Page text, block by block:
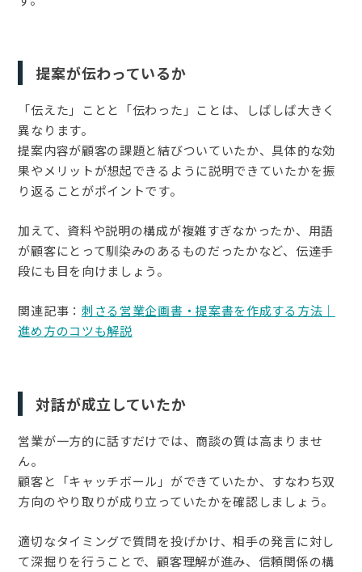
提案が伝わっているか
「伝えた」ことと「伝わった」ことは、しばしば大きく
異なります。
提案内容が顧客の課題と結びついていたか、具体的な効
果やメリットが想起できるように説明できていたかを振
り返ることがポイントです。
加えて、資料や説明の構成が複雑すぎなかったか、用語
が顧客にとって馴染みのあるものだったかなど、伝達手
段にも目を向けましょう。
関連記事： 刺さる営業企画書・提案書を作成する方法｜
進め方のコツも解説
対話が成立していたか
営業が一方的に話すだけでは、商談の質は高まりませ
ん。
顧客と「キャッチボール」ができていたか、すなわち双
方向のやり取りが成り立っていたかを確認しましょう。
適切なタイミングで質問を投げかけ、相手の発言に対し
て深掘りを行うことで、顧客理解が進み、信頼関係の構